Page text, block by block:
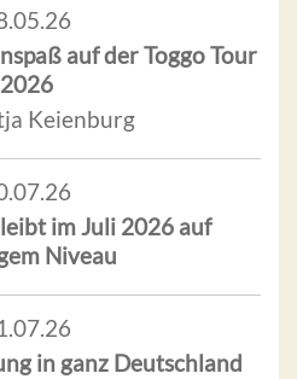
auf der Toggo Tour
2026
Keienburg
im Juli 2026 auf
Niveau
in ganz Deutschland